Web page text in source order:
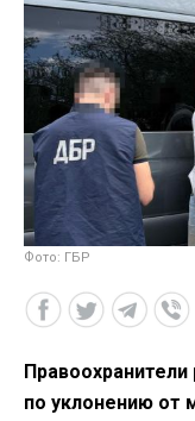
Фото: ГБР
по уклонению от